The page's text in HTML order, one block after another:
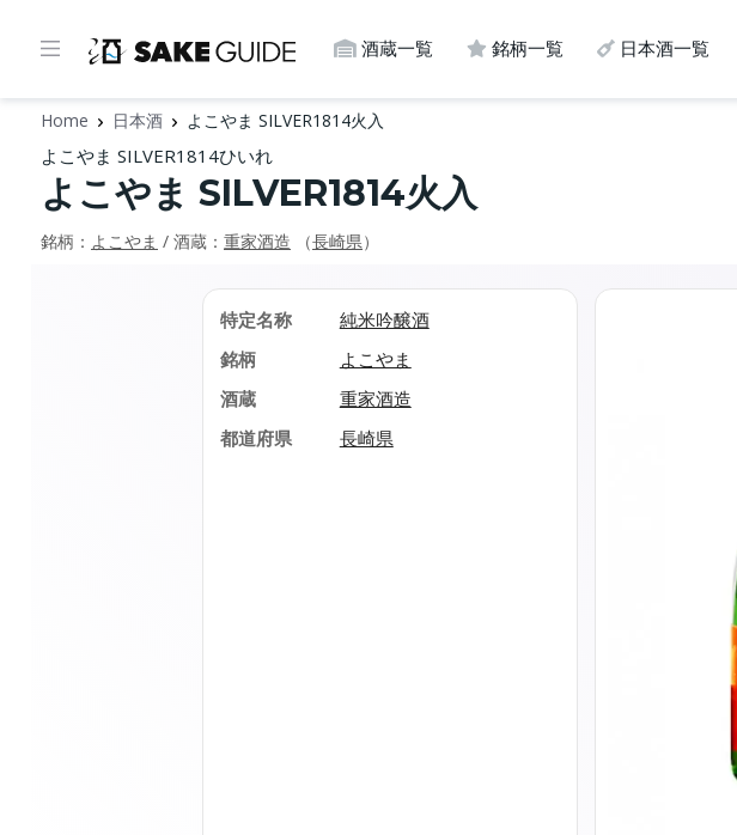
酒蔵一覧 銘柄一覧 日本酒一覧
Home 日本酒 よこやま SILVER1814火入
よこやま SILVER1814ひいれ
よこやま SILVER1814火入
銘柄： よこやま / 酒蔵： 重家酒造 （長崎県）
特定名称
純米吟醸酒
銘柄
よこやま
酒蔵
重家酒造
都道府県
長崎県